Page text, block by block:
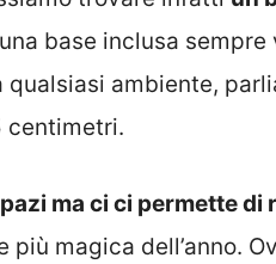
base inclusa
ambiente,
centimetri.
ma ci ci permette di
più magica dell’anno.